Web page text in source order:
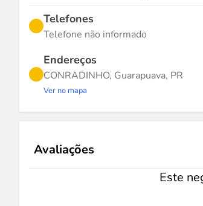
Telefones
Telefone não informado
Endereços
CONRADINHO, Guarapuava, PR
Ver no mapa
Avaliações
Este